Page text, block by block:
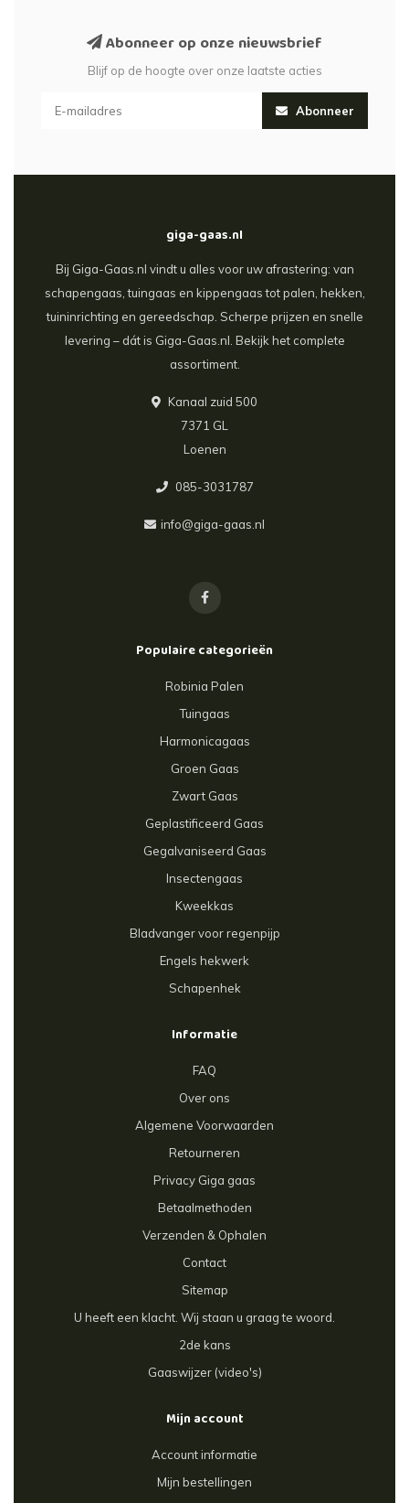
Abonneer op onze nieuwsbrief
Blijf op de hoogte over onze laatste acties
Abonneer
giga-gaas.nl
Bij Giga-Gaas.nl vindt u alles voor uw afrastering: van
schapengaas, tuingaas en kippengaas tot palen, hekken,
tuininrichting en gereedschap. Scherpe prijzen en snelle
levering – dát is Giga-Gaas.nl. Bekijk het complete
assortiment.
Kanaal zuid 500
7371 GL
Loenen
085-3031787
info@giga-gaas.nl
Populaire categorieën
Robinia Palen
Tuingaas
Harmonicagaas
Groen Gaas
Zwart Gaas
Geplastificeerd Gaas
Gegalvaniseerd Gaas
Insectengaas
Kweekkas
Bladvanger voor regenpijp
Engels hekwerk
Schapenhek
Informatie
FAQ
Over ons
Algemene Voorwaarden
Retourneren
Privacy Giga gaas
Betaalmethoden
Verzenden & Ophalen
Contact
Sitemap
U heeft een klacht. Wij staan u graag te woord.
2de kans
Gaaswijzer (video's)
Mijn account
Account informatie
Mijn bestellingen